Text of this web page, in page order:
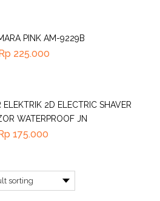
PINK AM-9229B
225.000
2D ELECTRIC SHAVER
WATERPROOF JN
175.000